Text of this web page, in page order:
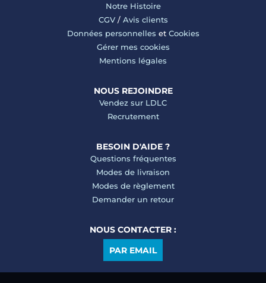
Notre Histoire
CGV/ Avis clients
Données personnelles et Cookies
Gérer mes cookies
Mentions légales
NOUS REJOINDRE
Vendez sur LDLC
Recrutement
BESOIN D'AIDE ?
Questions fréquentes
Modes de livraison
Modes de règlement
Demander un retour
NOUS CONTACTER :
PAR EMAIL